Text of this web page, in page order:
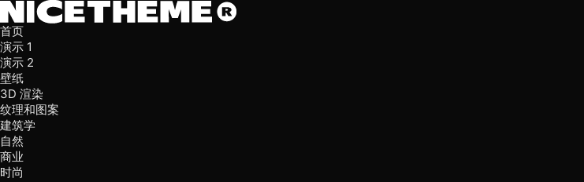
首页
演示 1
演示 2
壁纸
3D 渲染
纹理和图案
建筑学
自然
商业
时尚